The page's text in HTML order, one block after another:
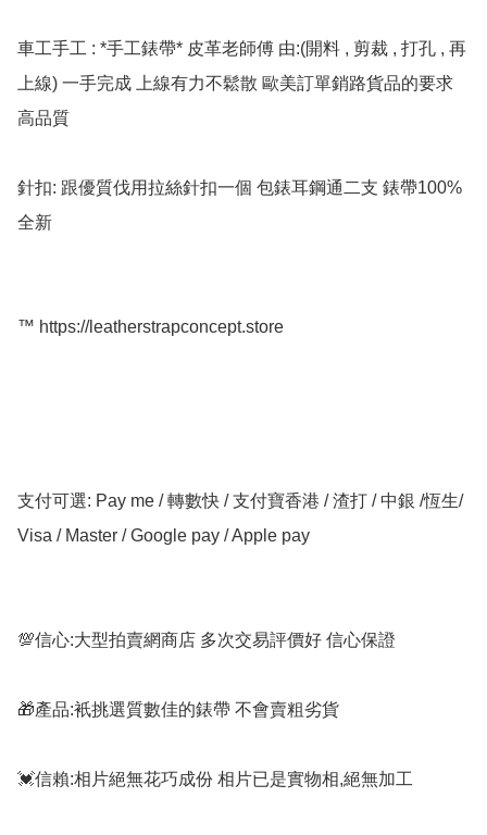
車工手工 : *手工錶帶* 皮革老師傅 由:(開料 , 剪裁 , 打孔 , 再
上線) 一手完成 上線有力不鬆散 歐美訂單銷路貨品的要求
高品質
針扣: 跟優質伐用拉絲針扣一個 包錶耳鋼通二支 錶帶100%
全新
™️ https://leatherstrapconcept.store
支付可選: Pay me / 轉數快 / 支付寶香港 / 渣打 / 中銀 /恆生/
Visa / Master / Google pay / Apple pay
💯信心:大型拍賣網商店 多次交易評價好 信心保證
🎁產品:衹挑選質數佳的錶帶 不會賣粗劣貨
💓信賴:相片絕無花巧成份 相片已是實物相,絕無加工